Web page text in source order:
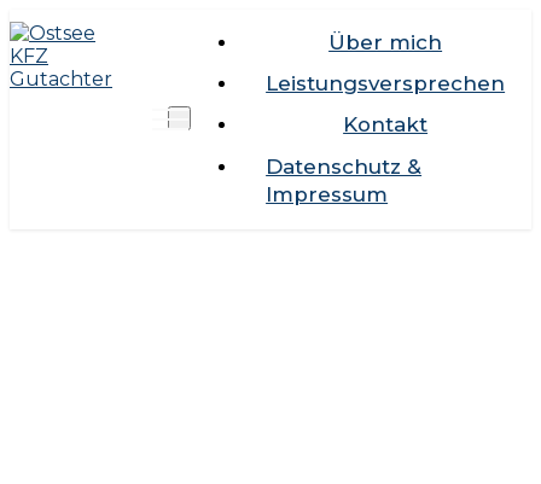
Über mich
Leistungsversprechen
Kontakt
Datenschutz &
Impressum